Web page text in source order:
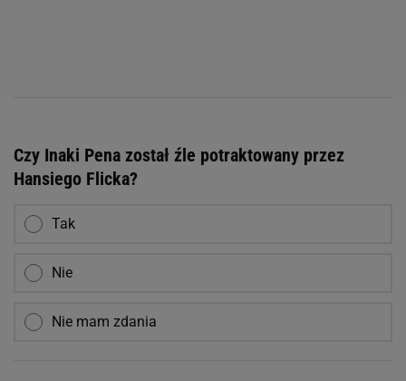
Czy Inaki Pena został źle potraktowany przez
Hansiego Flicka?
Tak
Nie
Nie mam zdania